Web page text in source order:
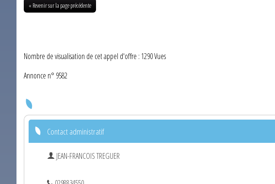
« Revenir sur la page précédente
Nombre de visualisation de cet appel d'offre : 1290 Vues
Annonce n° 9582
Contact administratif
JEAN-FRANCOIS TREGUER